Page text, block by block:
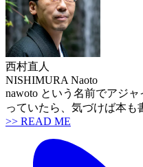
西村直人
NISHIMURA Naoto
nawoto という名前でアジ
っていたら、気づけば本も
>> READ ME